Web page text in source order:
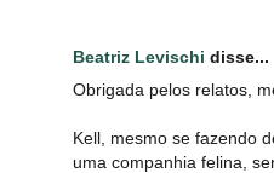
Beatriz Levischi disse...
Obrigada pelos relatos,
Kell, mesmo se fazendo
uma companhia felina,